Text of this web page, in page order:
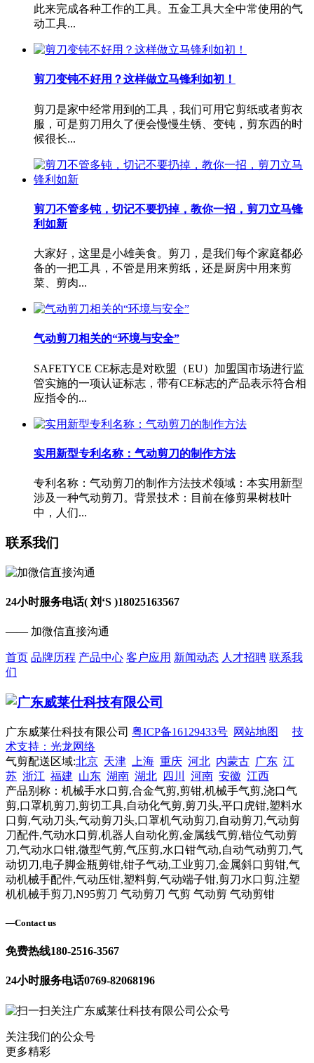
此来完成各种工作的工具。五金工具大全中常使用的气
动工具...
剪刀变钝不好用？这样做立马锋利如初！
剪刀是家中经常用到的工具，我们可用它剪纸或者剪衣
服，可是剪刀用久了便会慢慢生锈、变钝，剪东西的时
候很长...
剪刀不管多钝，切记不要扔掉，教你一招，剪刀立马锋
利如新
大家好，这里是小雄美食。剪刀，是我们每个家庭都必
备的一把工具，不管是用来剪纸，还是厨房中用来剪
菜、剪肉...
气动剪刀相关的“环境与安全”
SAFETYCE CE标志是对欧盟（EU）加盟国市场进行监
管实施的一项认证标志，带有CE标志的产品表示符合相
应指令的...
实用新型专利名称：气动剪刀的制作方法
专利名称：气动剪刀的制作方法技术领域：本实用新型
涉及一种气动剪刀。背景技术：目前在修剪果树枝叶
中，人们...
联系我们
24小时服务电话( 刘‘S )18025163567
—— 加微信直接沟通
首页 品牌历程 产品中心 客户应用 新闻动态 人才招聘 联系我
们
广东威莱仕科技有限公司 粤ICP备16129433号 网站地图
技
术支持：光龙网络
气剪配送区域:北京 天津 上海 重庆 河北 内蒙古 广东 江
苏 浙江 福建 山东 湖南 湖北 四川 河南 安徽 江西
产品别称：机械手水口剪,合金气剪,剪钳,机械手气剪,浇口气
剪,口罩机剪刀,剪切工具,自动化气剪,剪刀头,平口虎钳,塑料水
口剪,气动刀头,气动剪刀头,口罩机气动剪刀,自动剪刀,气动剪
刀配件,气动水口剪,机器人自动化剪,金属线气剪,错位气动剪
刀,气动水口钳,微型气剪,气压剪,水口钳气动,自动气动剪刀,气
动切刀,电子脚金瓶剪钳,钳子气动,工业剪刀,金属斜口剪钳,气
动机械手配件,气动压钳,塑料剪,气动端子钳,剪刀水口剪,注塑
机机械手剪刀,N95剪刀 气动剪刀 气剪 气动剪 气动剪钳
—Contact us
免费热线180-2516-3567
24小时服务电话0769-82068196
关注我们的公众号
更多精彩